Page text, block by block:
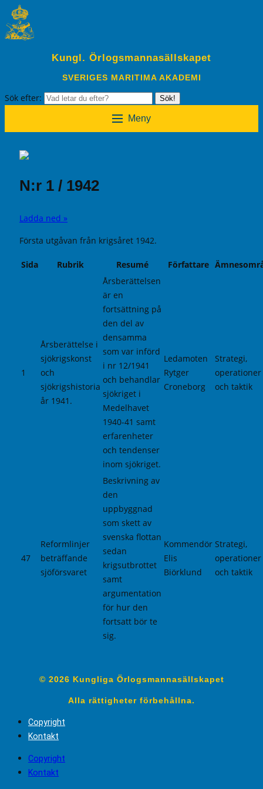
Kungl. Örlogsmannasällskapet
SVERIGES MARITIMA AKADEMI
Sök efter: Sök!
Meny
N:r 1 / 1942
Ladda ned »
Första utgåvan från krigsåret 1942.
Sida Rubrik Resumé Författare
1
Årsberättelse i
sjökrigskonst
och
sjökrigshistoria
år 1941.
Årsberättelsen
är en
fortsättning på
den del av
densamma
som var införd
i nr 12/1941
och behandlar
sjökriget i
Medelhavet
1940-41 samt
erfarenheter
och tendenser
inom sjökriget.
Ledamoten
Rytger
Croneborg
Strategi,
operationer
och taktik
47
Reformlinjer
beträffande
sjöförsvaret
Beskrivning av
den
uppbyggnad
som skett av
svenska flottan
sedan
krigsutbrottet
samt
argumentation
för hur den
fortsatt bör te
sig.
Kommendör
Elis
Biörklund
Strategi,
operationer
och taktik
© 2026 Kungliga Örlogsmannasällskapet
Alla rättigheter förbehållna.
Copyright
Kontakt
Copyright
Kontakt